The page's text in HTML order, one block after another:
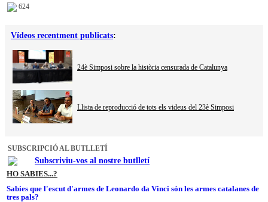
624
Vídeos recentment publicats:
24è Simposi sobre la història censurada de Catalunya
Llista de reproducció de tots els videus del 23è Simposi
SUBSCRIPCIÓ AL BUTLLETÍ
Subscriviu-vos al nostre butlletí
HO SABIES...?
Sabies que l'escut d'armes de Leonardo da Vinci són les armes catalanes de
tres pals?